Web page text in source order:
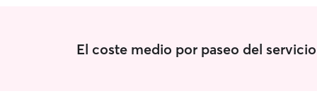
El coste medio por paseo del